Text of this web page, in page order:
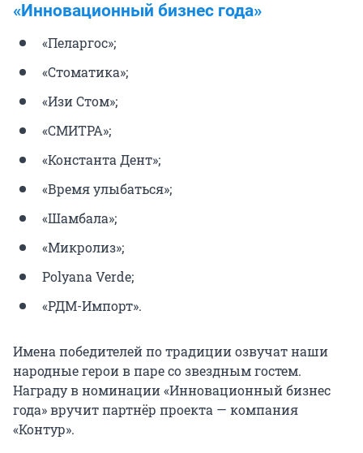
«Инновационный бизнес года»
«Пеларгос»;
«Стоматика»;
«Изи Стом»;
«СМИТРА»;
«Константа Дент»;
«Время улыбаться»;
«Шамбала»;
«Микролиз»;
Polyana Verde;
«РДМ-Импорт».
Имена победителей по традиции озвучат наши
народные герои в паре со звездным гостем.
Награду в номинации «Инновационный бизнес
года» вручит партнёр проекта — компания
«Контур».